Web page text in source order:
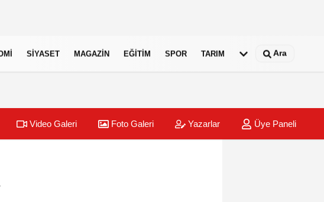
SIYASET MAGAZIN EĞITIM SPOR TARIM Ara
Video Galeri Foto Galeri Yazarlar Üye Paneli